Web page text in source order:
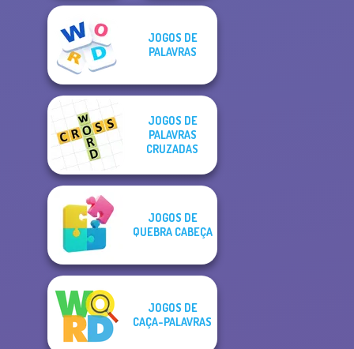
Circus Words
JOGOS DE
PALAVRAS
JOGOS DE
PALAVRAS
CRUZADAS
JOGOS DE
QUEBRA CABEÇA
JOGOS DE
CAÇA-PALAVRAS